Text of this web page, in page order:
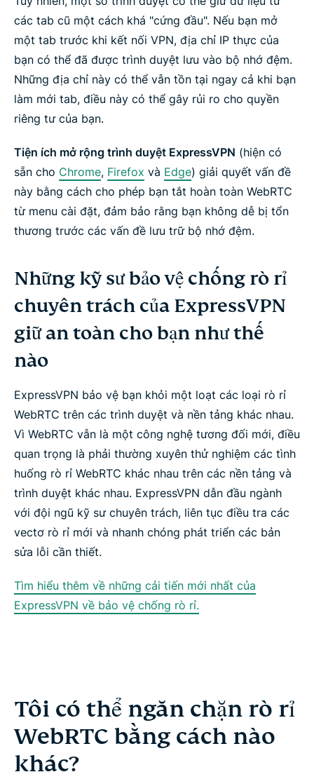
các tab cũ một cách khá "cứng đầu". Nếu bạn mở
một tab trước khi kết nối VPN, địa chỉ IP thực của
bạn có thể đã được trình duyệt lưu vào bộ nhớ đệm.
Những địa chỉ này có thể vẫn tồn tại ngay cả khi bạn
làm mới tab, điều này có thể gây rủi ro cho quyền
riêng tư của bạn.
Tiện ích mở rộng trình duyệt ExpressVPN (hiện có
sẵn cho Chrome, Firefox và Edge) giải quyết vấn đề
này bằng cách cho phép bạn tắt hoàn toàn WebRTC
từ menu cài đặt, đảm bảo rằng bạn không dễ bị tổn
thương trước các vấn đề lưu trữ bộ nhớ đệm.
Những kỹ sư bảo vệ chống rò rỉ
chuyên trách của ExpressVPN
giữ an toàn cho bạn như thế
nào
ExpressVPN bảo vệ bạn khỏi một loạt các loại rò rỉ
WebRTC trên các trình duyệt và nền tảng khác nhau.
Vì WebRTC vẫn là một công nghệ tương đối mới, điều
quan trọng là phải thường xuyên thử nghiệm các tình
huống rò rỉ WebRTC khác nhau trên các nền tảng và
trình duyệt khác nhau. ExpressVPN dẫn đầu ngành
với đội ngũ kỹ sư chuyên trách, liên tục điều tra các
vectơ rò rỉ mới và nhanh chóng phát triển các bản
sửa lỗi cần thiết.
Tìm hiểu thêm về những cải tiến mới nhất của
ExpressVPN về bảo vệ chống rò rỉ.
Tôi có thể ngăn chặn rò rỉ
WebRTC bằng cách nào
khác?